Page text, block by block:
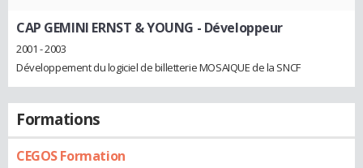
CAP GEMINI ERNST & YOUNG - Développeur
2001 - 2003
Développement du logiciel de billetterie MOSAIQUE de la SNCF
Formations
CEGOS Formation